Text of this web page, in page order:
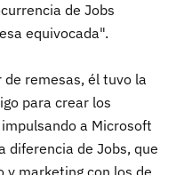
de Jobs
equivocada".
remesas, él tuvo la
para crear los
a Microsoft
diferencia de Jobs, que